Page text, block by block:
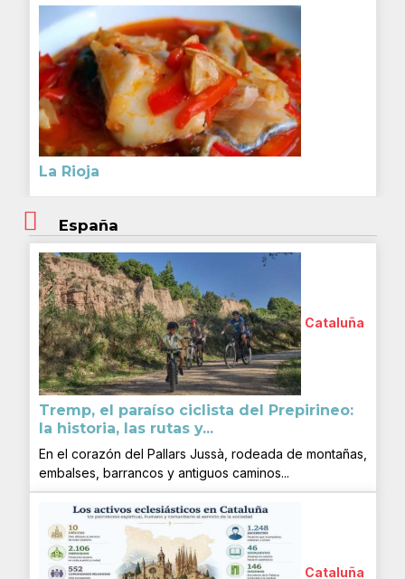
La Rioja
España
Cataluña
Tremp, el paraíso ciclista del Prepirineo:
la historia, las rutas y...
En el corazón del Pallars Jussà, rodeada de montañas,
embalses, barrancos y antiguos caminos...
Cataluña